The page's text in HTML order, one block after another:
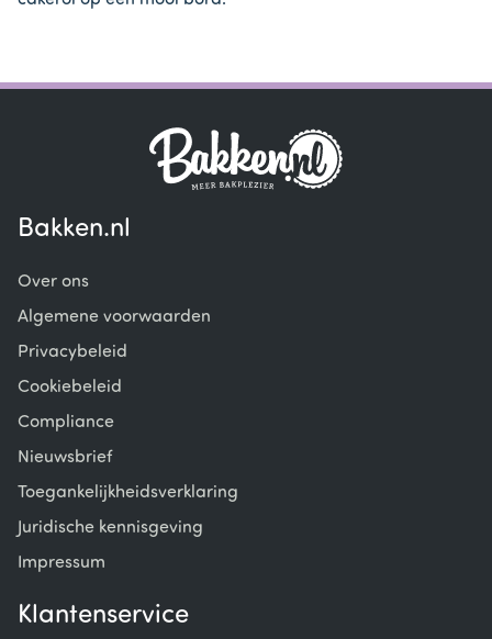
Bakken.nl
Over ons
Algemene voorwaarden
Privacybeleid
Cookiebeleid
Compliance
Nieuwsbrief
Toegankelijkheidsverklaring
Juridische kennisgeving
Impressum
Klantenservice